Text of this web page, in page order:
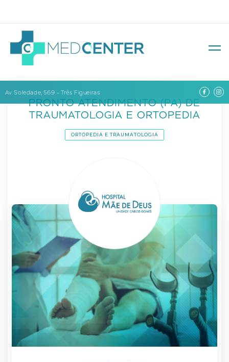
Av. Soledade, 569 – Três Figueiras
PRONTO ATENDIMENTO (PA) DE
TRAUMATOLOGIA E ORTOPEDIA
ORTOPEDIA E TRAUMATOLOGIA